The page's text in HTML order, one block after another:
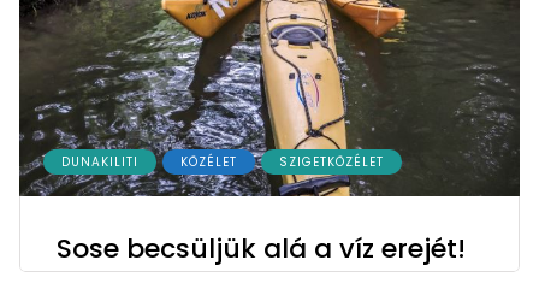
DUNAKILITI KÖZÉLET SZIGETKÖZÉLET
Sose becsüljük alá a víz erejét!